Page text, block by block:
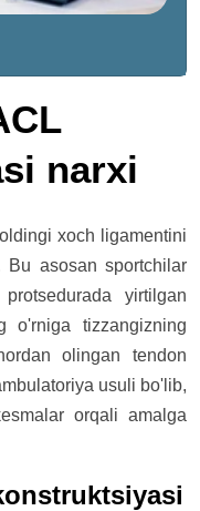
narxi
xoch ligamentini
Bu asosan sportchilar
yirtilgan
o'rniga tizzangizning
olingan tendon
usuli bo'lib,
orqali amalga